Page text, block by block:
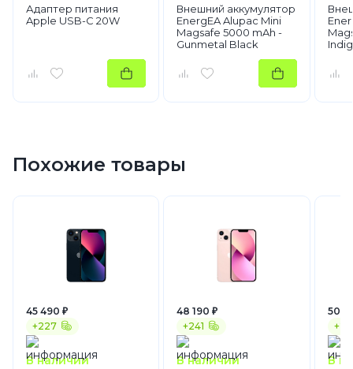
Адаптер питания
Apple USB-C 20W
Внешний аккумулятор
EnergEA Alupac Mini
Magsafe 5000 mAh -
Gunmetal Black
Похожие товары
+227
45 490 ₽
В наличии
+241
48 190 ₽
В наличии
50
В